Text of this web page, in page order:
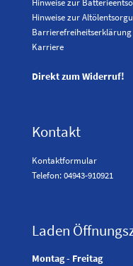
Hinweise zur
Hinweise zur
Barrierefreiheitserklärung
Karriere
Direkt zum Widerruf!
Kontakt
Kontaktformular
Telefon: 04943-910921
Laden
Montag - Freitag